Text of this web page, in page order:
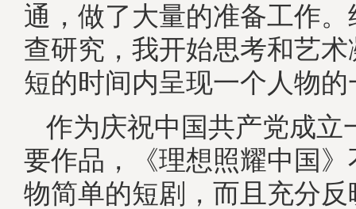
通，做了大量的准备工作
查研究，我开始思考和艺
短的时间内呈现一个人物的
作为庆祝中国共产党成立
要作品，《理想照耀中国
物简单的短剧，而且充分